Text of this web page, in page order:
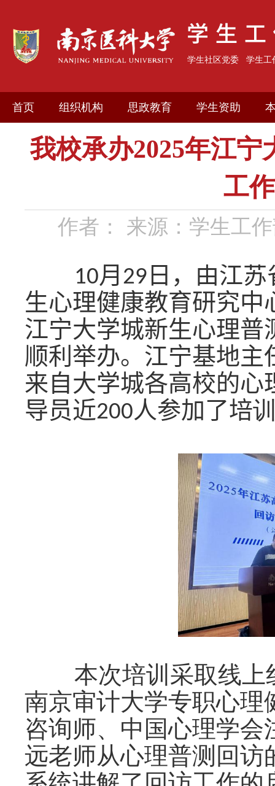
学生社区党委 学生工
首页 组织机构 思政教育 学生资助
我校承办2025年江
工
作者： 来源：学生工
10月 29 日，由江
生心理健康教育研究中
江宁大学城新生心理普
顺利举办。江宁基地主
来自大学城各高校的心
导员近200人参加了培
本次培训采取线上
南京审计大学专职心
咨询师、中国心理学
远老师从心理普测回访